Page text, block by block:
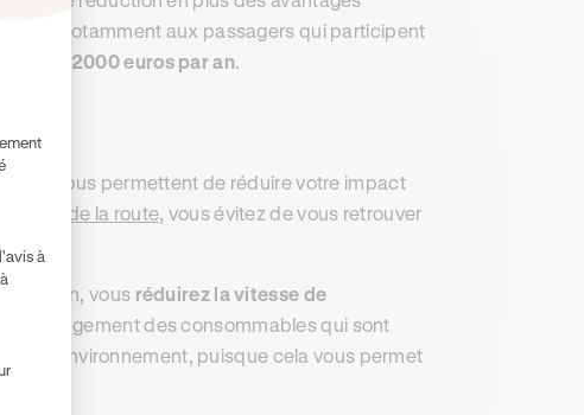
notamment aux passagers qui participent
plus de 2000 euros par an.
vous permettent de réduire votre impact
usagers de la route, vous évitez de vous retrouver
un, vous réduirez la vitesse de
de changement des consommables qui sont
sur l’environnement, puisque cela vous permet
à